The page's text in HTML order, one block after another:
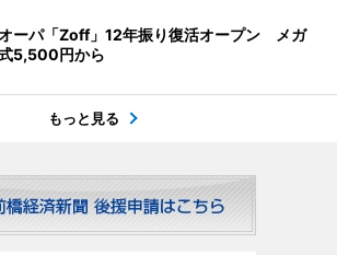
ーパ「Zoff」12年振り復活オープン メガ
5,500円から
もっと見る